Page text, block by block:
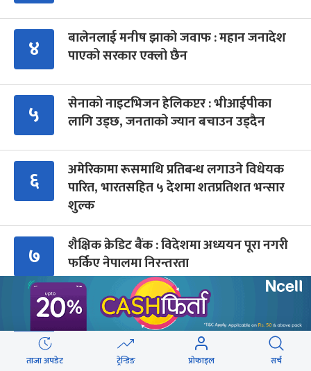
४
बालेनलाई मनीष झाको जवाफ : महान जनादेश
पाएको सरकार एक्लो छैन
५
सेनाको नाइटभिजन हेलिकप्टर : भीआईपीका
लागि उड्छ, जनताको ज्यान बचाउन उड्दैन
६
अमेरिकामा रूसमाथि प्रतिबन्ध लगाउने विधेयक
पारित, भारतसहित ५ देशमा शतप्रतिशत भन्सार
शुल्क
७
शैक्षिक क्रेडिट बैंक : विदेशमा अध्ययन पूरा नगरी
फर्किए नेपालमा निरन्तरता
८ संसद्‍मा रास्वपा सांसदले खोजे सरकार
ताजा अपडेट ट्रेन्डिङ प्रोफाइल सर्च